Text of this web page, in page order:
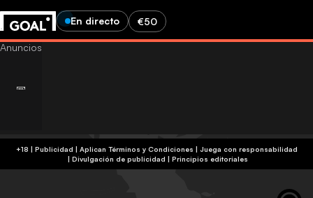
En directo €50
+18 | Publicidad | Aplican Términos y Condiciones | Juega con responsabilidad
| Divulgación de publicidad | Principios editoriales